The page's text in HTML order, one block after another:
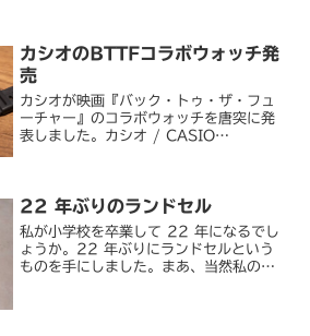
カシオのBTTFコラボウォッチ発
売
カシオが映画『バック・トゥ・ザ・フュ
ーチャー』のコラボウォッチを唐突に発
表しました。カシオ / CASIO
22 年ぶりのランドセル
私が小学校を卒業して 22 年になるでし
ょうか。22 年ぶりにランドセルという
ものを手にしました。まあ、当然私のも